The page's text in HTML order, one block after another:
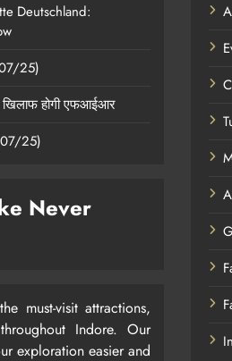
Deutschland:
25)
होगी एफआईआर
25)
Never
must-visit attractions,
Indore. Our
exploration easier and